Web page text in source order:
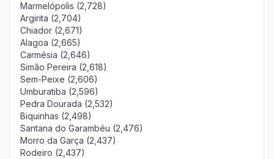
Marmelópolis (2,728)
Argirita (2,704)
Chiador (2,671)
Alagoa (2,665)
Carmésia (2,646)
Simão Pereira (2,618)
Sem-Peixe (2,606)
Umburatiba (2,596)
Pedra Dourada (2,532)
Biquinhas (2,498)
Santana do Garambéu (2,476)
Morro da Garça (2,437)
Rodeiro (2,437)